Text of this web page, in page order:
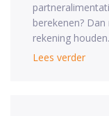
berekenen?
rekening
Lees verder